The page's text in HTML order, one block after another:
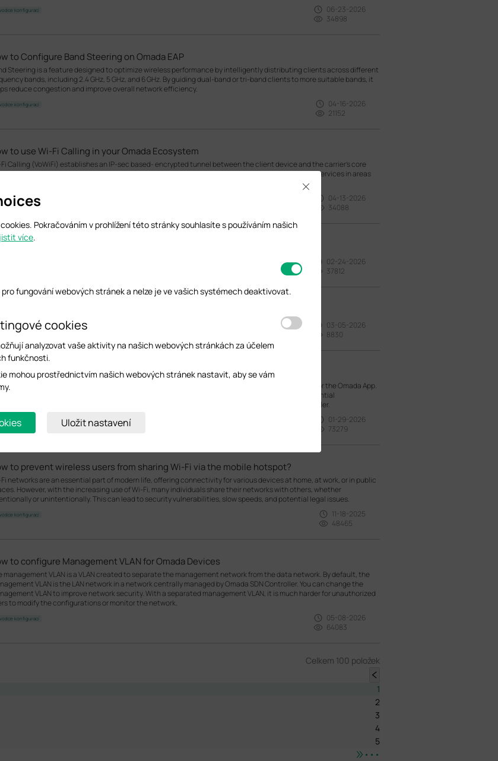
konfigurací
06-23-2026
34898
to Configure Band Steering on Omada EAP
Steering is a feature designed to optimize wireless performance by intelligently distributing clients across different
bands, including 2.4 GHz, 5 GHz, and 6 GHz. By guiding dual-band or tri-band clients to more suitable bands, it
reduce congestion and improve overall network efficiency.
konfigurací
04-16-2026
21152
to use Wi-Fi Calling in your Omada Ecosystem
Calling (VoWiFi) establishes an IP-sec based‑ encrypted tunnel between the client device and the carrier’s core
carrying voice and SMS traffic over enterprise Wi-Fi infrastructure. This enables stable voice services in areas
konfigurací
04-13-2026
34088
to Choose Ethernet Cables for More Stable PoE Power Supply
02-24-2026
37812
příručka
03-05-2026
8830
to Setup Omada EAP in Standalone Mode
FAQ provides guidance on setting up an Omada EAP in Standalone Mode using either the Web GUI or the Omada App.
EAPs deliver flexible wireless coverage for small and medium-sized businesses as well as residential
and can operate independently or under centralized management via an Omada Controller.
konfigurací
01-29-2026
73279
to prevent wireless users from sharing Wi-Fi via the mobile hotspot?
networks are an essential part of modern life, offering connectivity for various devices at home, at work, or in public
However, with the increasing use of Wi-Fi, many individuals share their networks with others, whether
or unintentionally. This can lead to security vulnerabilities, slow speeds, and potential legal issues.
konfigurací
11-18-2025
48465
to configure Management VLAN for Omada Devices
management VLAN is a VLAN created to separate the management network from the data network. By default, the
VLAN is the LAN network in a network centrally managed by Omada SDN Controller. You can change the
VLAN to improve network security. With a separated management VLAN, it is much harder for unauthorized
to modify the configurations or monitor the network.
konfigurací
05-08-2026
64083
Celkem 100 položek
1
2
3
4
5
•••
Pokračováním v prohlížení této stránky souhlasíte s používáním našich
více.
fungování webových stránek a nelze je ve vašich systémech deaktivovat.
cookies
analyzovat vaše aktivity na našich webových stránkách za účelem
funkčnosti.
mohou prostřednictvím našich webových stránek nastavit, aby se vám
Uložit nastavení
Close